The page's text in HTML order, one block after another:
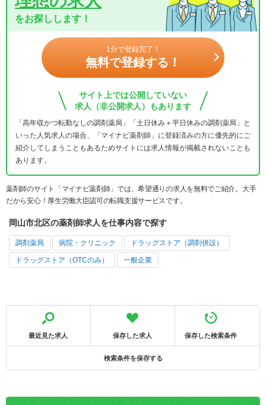
をお探しします！
1分で登録完了！
無料で登録する！
サイト上では公開していない
求人（非公開求人）もあります
「高年収かつ転勤なしの調剤薬局」「土日休み＋平日休みの調剤薬局」と
いった人気求人の場合、「マイナビ薬剤師」に登録済みの方に優先的にご
紹介してしまうこともあるためサイトには求人情報が掲載されないことも
あります。
薬剤師のサイト「マイナビ薬剤師」では、希望通りの求人を無料でご紹介。大手
だから安心！厚生労働大臣認可の転職支援サービスです。
岡山市北区の薬剤師求人を仕事内容で探す
調剤薬局 病院・クリニック ドラッグストア（調剤併設）
ドラッグストア（OTCのみ） 一般企業
最近見た求人 保存した求人 保存した検索条件
検索条件を保存する